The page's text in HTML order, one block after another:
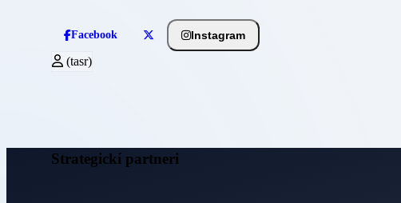
Facebook Instagram
(tasr)
Strategickí partneri